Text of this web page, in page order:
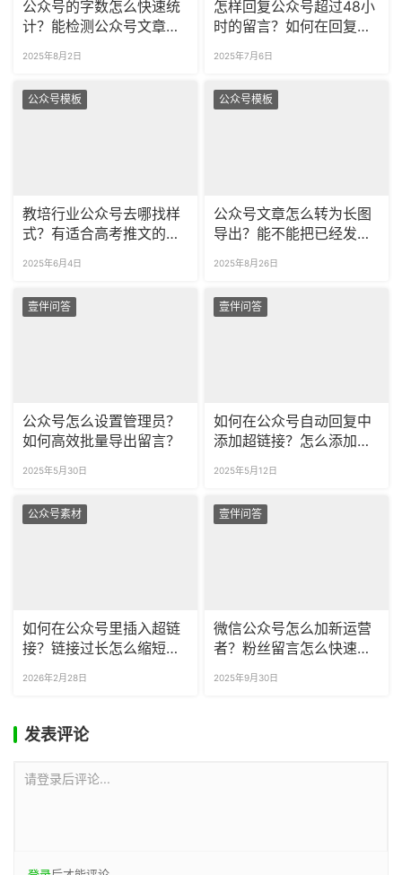
公众号的字数怎么快速统
计？能检测公众号文章的
2025年8月2日
怎样回复公众号超过48小
时的留言？如何在回复中
2025年7月6日
公众号模板
教培行业公众号去哪找样
式？有适合高考推文的模
2025年6月4日
公众号模板
公众号文章怎么转为长图
导出？能不能把已经发布
2025年8月26日
壹伴问答
公众号怎么设置管理员？
如何高效批量导出留言？
2025年5月30日
壹伴问答
如何在公众号自动回复中
添加超链接？怎么添加多
2025年5月12日
公众号素材
如何在公众号里插入超链
接？链接过长怎么缩短后
2026年2月28日
壹伴问答
微信公众号怎么加新运营
者？粉丝留言怎么快速整
2025年9月30日
发表评论
请登录后评论...